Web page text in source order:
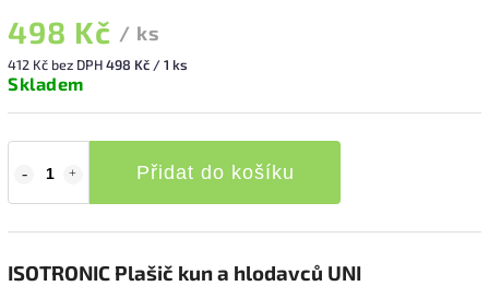
498 Kč / ks
412 Kč bez DPH498 Kč / 1 ks
Skladem
Přidat do košíku
ISOTRONIC Plašič kun a hlodavců UNI